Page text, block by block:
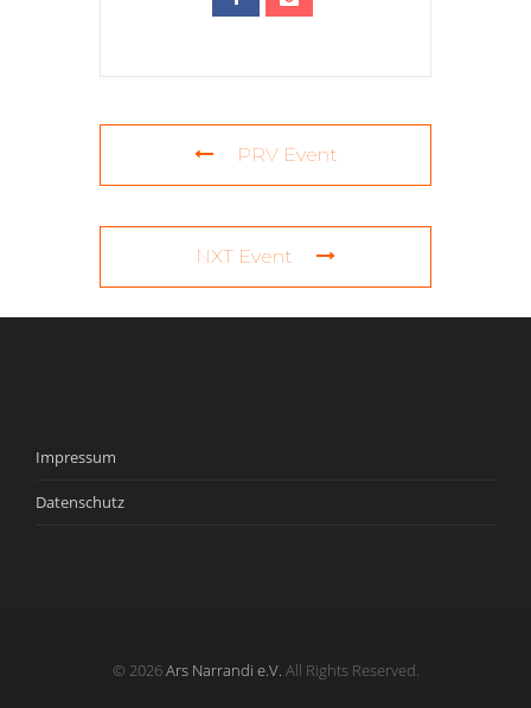
PRV Event
NXT Event
Impressum
Datenschutz
© 2026Ars Narrandi e.V. All Rights Reserved.